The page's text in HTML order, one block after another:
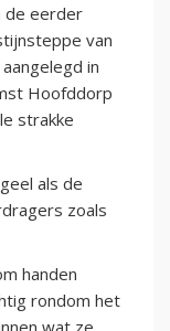
de eerder
van
in
Hoofddorp
strakke
als de
zoals
handen
rondom het